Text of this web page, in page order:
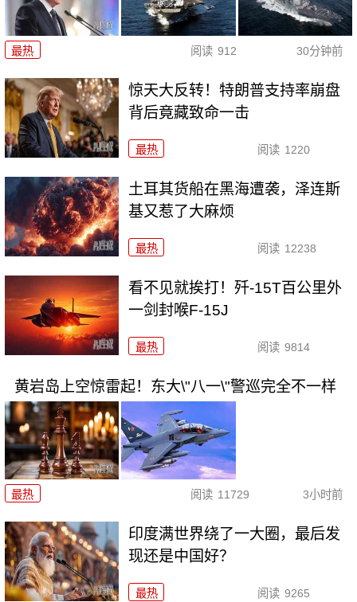
最热 阅读 912 30分钟前
惊天大反转！特朗普支持率崩盘
背后竟藏致命一击
最热 阅读 1220
土耳其货船在黑海遭袭，泽连斯
基又惹了大麻烦
最热 阅读 12238
看不见就挨打！歼-15T百公里外
一剑封喉F-15J
最热 阅读 9814
黄岩岛上空惊雷起！东大\"八一\"警巡完全不一样
最热 阅读 11729 3小时前
印度满世界绕了一大圈，最后发
现还是中国好？
最热 阅读 9265